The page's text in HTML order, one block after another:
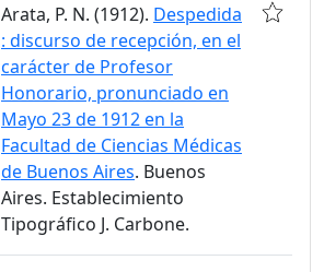
Arata, P. N. (1912). Despedida
: discurso de recepción, en el
carácter de Profesor
Honorario, pronunciado en
Mayo 23 de 1912 en la
Facultad de Ciencias Médicas
de Buenos Aires. Buenos
Aires. Establecimiento
Tipográfico J. Carbone.